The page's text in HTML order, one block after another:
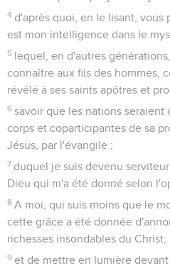
4 d'après quoi, en le lisant,
est mon intelligence dans le
5 lequel, en d'autres
connaître aux fils des hommes,
révélé à ses saints apôtres et
6 savoir que les nations
corps et coparticipantes de sa
Jésus, par l'évangile ;
7 duquel je suis devenu
Dieu qui m'a été donné selon
8 A moi, qui suis moins que le
cette grâce a été donnée
richesses insondables du Christ,
9 et de mettre en lumière